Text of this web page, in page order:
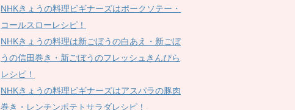
NHKきょうの料理ビギナーズはポークソテー・
コールスローレシピ！
NHKきょうの料理は新ごぼうの白あえ・新ごぼ
うの信田巻き・新ごぼうのフレッシュきんぴら
レシピ！
NHKきょうの料理ビギナーズはアスパラの豚肉
巻き・レンチンポテトサラダレシピ！